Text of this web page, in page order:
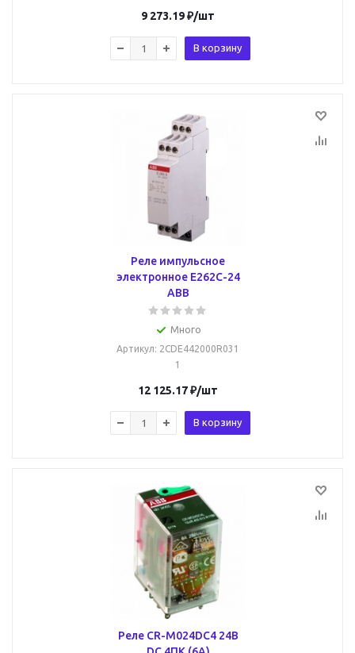
9 273.19₽/шт
В корзину
Реле импульсное
электронное E262C-24
ABB
Много
Артикул: 2CDE442000R031
1
12 125.17₽/шт
В корзину
Реле CR-M024DC4 24B